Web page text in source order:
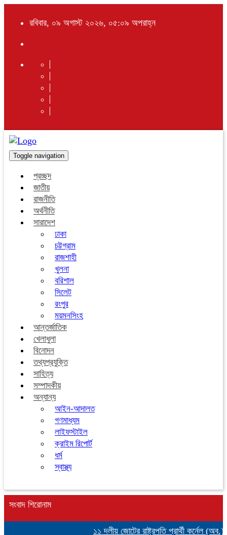
রবিবার, ০৯ অগাস্ট ২০২৬, ০৫:০৯ অপরাহ্ন
Toggle navigation
প্রচ্ছদ
জাতীয়
রাজনীতি
অর্থনীতি
সারাদেশ
ঢাকা
চট্টগ্রাম
রাজশাহী
খুলনা
বরিশাল
সিলেট
রংপুর
ময়মনসিংহ
আন্তর্জাতিক
খেলাধুলা
বিনোদন
তথ্যপ্রযুক্তি
সাহিত্য
সম্পাদকীয়
অন্যান্য
আইন-আদালত
গণমাধ্যম
লাইফস্টাইল
ক্রাইম রিপোর্ট
ধর্ম
স্বাস্থ্য
সংবাদ শিরোনাম
১১ দলীয় জোটের রাষ্ট্রপতি প্রার্থী কর্নেল (অব.)